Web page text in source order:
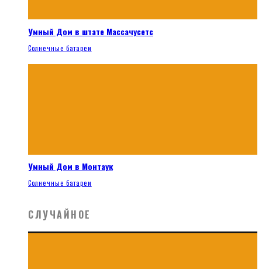
Умный Дом в штате Массачусетс
Солнечные батареи
Умный Дом в Монтаук
Солнечные батареи
СЛУЧАЙНОЕ